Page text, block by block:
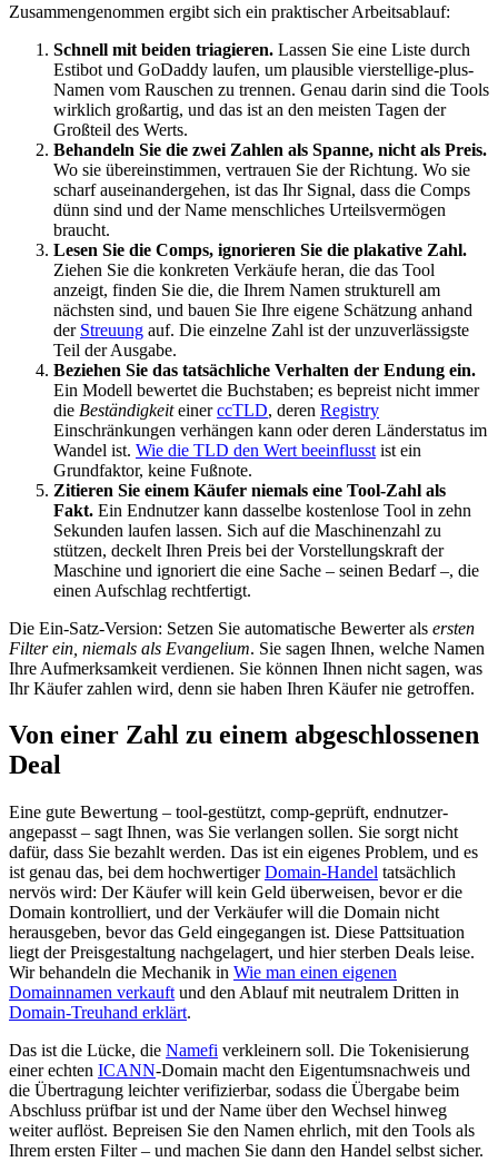
Zusammengenommen ergibt sich ein praktischer Arbeitsablauf:
Schnell mit beiden triagieren. Lassen Sie eine Liste durch
Estibot und GoDaddy laufen, um plausible vierstellige-plus-
Namen vom Rauschen zu trennen. Genau darin sind die Tools
wirklich großartig, und das ist an den meisten Tagen der
Großteil des Werts.
Behandeln Sie die zwei Zahlen als Spanne, nicht als Preis.
Wo sie übereinstimmen, vertrauen Sie der Richtung. Wo sie
scharf auseinandergehen, ist das Ihr Signal, dass die Comps
dünn sind und der Name menschliches Urteilsvermögen
braucht.
Lesen Sie die Comps, ignorieren Sie die plakative Zahl.
Ziehen Sie die konkreten Verkäufe heran, die das Tool
anzeigt, finden Sie die, die Ihrem Namen strukturell am
nächsten sind, und bauen Sie Ihre eigene Schätzung anhand
der Streuung auf. Die einzelne Zahl ist der unzuverlässigste
Teil der Ausgabe.
Beziehen Sie das tatsächliche Verhalten der Endung ein.
Ein Modell bewertet die Buchstaben; es bepreist nicht immer
die BeständigkeiteinerccTLD, deren Registry
Einschränkungen verhängen kann oder deren Länderstatus im
Wandel ist. Wie die TLD den Wert beeinflusst ist ein
Grundfaktor, keine Fußnote.
Zitieren Sie einem Käufer niemals eine Tool-Zahl als
Fakt. Ein Endnutzer kann dasselbe kostenlose Tool in zehn
Sekunden laufen lassen. Sich auf die Maschinenzahl zu
stützen, deckelt Ihren Preis bei der Vorstellungskraft der
Maschine und ignoriert die eine Sache – seinen Bedarf –, die
einen Aufschlag rechtfertigt.
Die Ein-Satz-Version: Setzen Sie automatische Bewerter als ersten
Filter ein, niemals als Evangelium. Sie sagen Ihnen, welche Namen
Ihre Aufmerksamkeit verdienen. Sie können Ihnen nicht sagen, was
Ihr Käufer zahlen wird, denn sie haben Ihren Käufer nie getroffen.
Von einer Zahl zu einem abgeschlossenen
Deal
Eine gute Bewertung – tool-gestützt, comp-geprüft, endnutzer-
angepasst – sagt Ihnen, was Sie verlangen sollen. Sie sorgt nicht
dafür, dass Sie bezahlt werden. Das ist ein eigenes Problem, und es
ist genau das, bei dem hochwertigerDomain-Handel tatsächlich
nervös wird: Der Käufer will kein Geld überweisen, bevor er die
Domain kontrolliert, und der Verkäufer will die Domain nicht
herausgeben, bevor das Geld eingegangen ist. Diese Pattsituation
liegt der Preisgestaltung nachgelagert, und hier sterben Deals leise.
Wir behandeln die Mechanik in Wie man einen eigenen
Domainnamen verkauft und den Ablauf mit neutralem Dritten in
Domain-Treuhand erklärt.
Das ist die Lücke, die Namefi verkleinern soll. Die Tokenisierung
einer echten ICANN-Domain macht den Eigentumsnachweis und
die Übertragung leichter verifizierbar, sodass die Übergabe beim
Abschluss prüfbar ist und der Name über den Wechsel hinweg
weiter auflöst. Bepreisen Sie den Namen ehrlich, mit den Tools als
Ihrem ersten Filter – und machen Sie dann den Handel selbst sicher.